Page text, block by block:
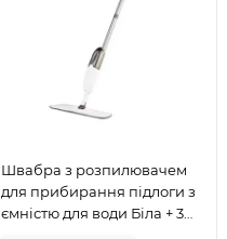
Швабра з розпилювачем
для прибирання підлоги з
ємністю для води Біла + 3